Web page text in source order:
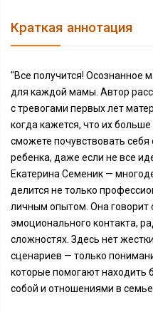
Краткая аннотация
"Все получится! Осознанное
для каждой мамы. Автор
с тревогами первых лет
когда кажется, что их
сможете почувствовать
ребенка, даже если не все
Екатерина Семеник —
делится не только
личным опытом. Она говорит
эмоционального контакта,
сложностях. Здесь нет
сценариев — только
которые помогают находить
собой и отношениями в семье.